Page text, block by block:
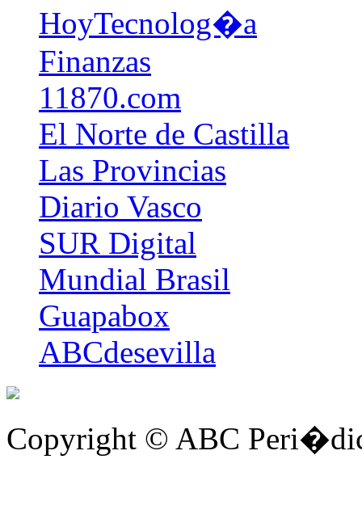
HoyTecnolog�a
Finanzas
11870.com
El Norte de Castilla
Las Provincias
Diario Vasco
SUR Digital
Mundial Brasil
Guapabox
ABCdesevilla
Copyright © ABC